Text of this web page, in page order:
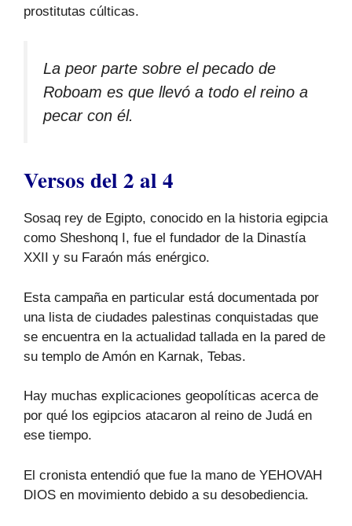
prostitutas cúlticas.
La peor parte sobre el pecado de
Roboam es que llevó a todo el reino a
pecar con él.
Versos del 2 al 4
Sosaq rey de Egipto, conocido en la historia egipcia
como Sheshonq I, fue el fundador de la Dinastía
XXII y su Faraón más enérgico.
Esta campaña en particular está documentada por
una lista de ciudades palestinas conquistadas que
se encuentra en la actualidad tallada en la pared de
su templo de Amón en Karnak, Tebas.
Hay muchas explicaciones geopolíticas acerca de
por qué los egipcios atacaron al reino de Judá en
ese tiempo.
El cronista entendió que fue la mano de YEHOVAH
DIOS en movimiento debido a su desobediencia.